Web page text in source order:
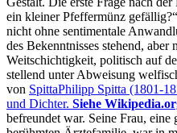
ein kleiner Pfeffermünz gefällig?
nicht ohne sentimentale
des Bekenntnisses stehend, aber
Weitschichtigkeit, politisch auf
stellend unter Abweisung
von SpittaPhilipp Spitta (1801-
und Dichter. Siehe
befreundet war. Seine Frau, eine